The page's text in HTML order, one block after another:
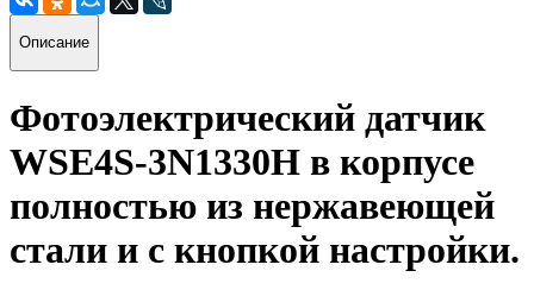
Описание
Фотоэлектрический датчик
WSE4S-3N1330H в корпусе
полностью из нержавеющей
стали и с кнопкой настройки.